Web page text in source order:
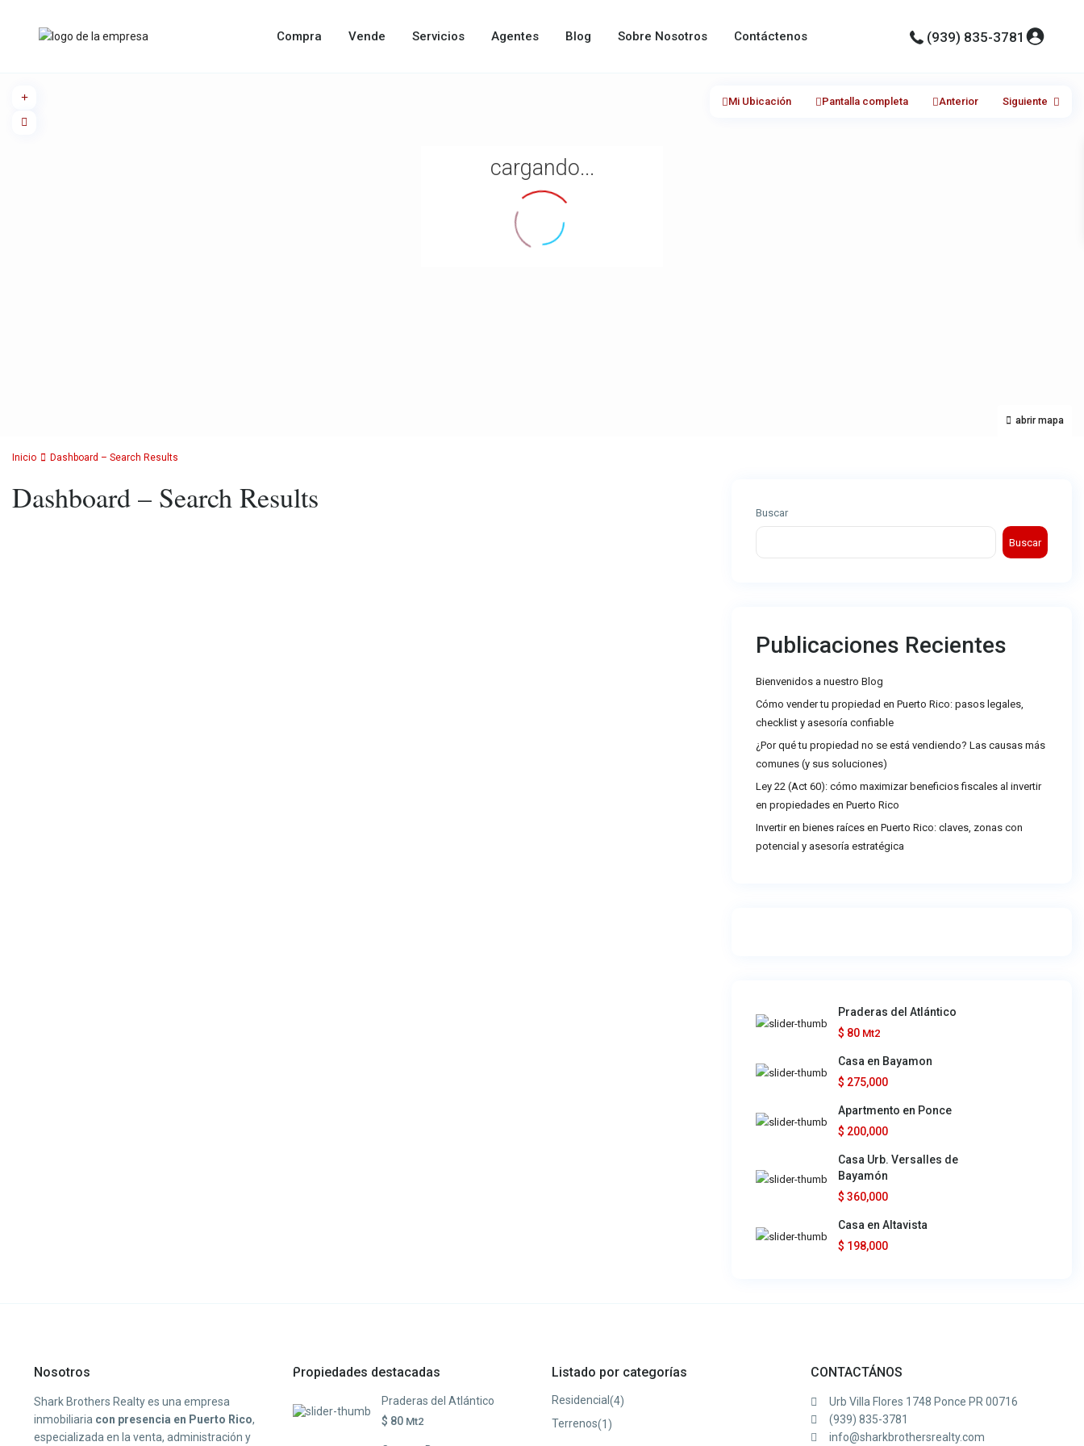
Compra Vende Servicios Agentes Blog Sobre Nosotros Contáctenos (939) 835-3781
cargando...
abrir mapa
Mi Ubicación Pantalla completa Anterior Siguiente
Inicio Dashboard – Search Results
Dashboard – Search Results Buscar
Buscar
Publicaciones Recientes
Bienvenidos a nuestro Blog
Cómo vender tu propiedad en Puerto Rico: pasos legales,
checklist y asesoría confiable
¿Por qué tu propiedad no se está vendiendo? Las causas más
comunes (y sus soluciones)
Ley 22 (Act 60): cómo maximizar beneficios fiscales al invertir
en propiedades en Puerto Rico
Invertir en bienes raíces en Puerto Rico: claves, zonas con
potencial y asesoría estratégica
Praderas del Atlántico
$ 80 Mt2
Casa en Bayamon
$ 275,000
Apartmento en Ponce
$ 200,000
Casa Urb. Versalles de
Bayamón
$ 360,000
Casa en Altavista
$ 198,000
Nosotros
Shark Brothers Realty es una empresa
inmobiliaria con presencia en Puerto Rico,
especializada en la venta, administración y
Propiedades destacadas
Praderas del Atlántico
$ 80 Mt2
Listado por categorías
Residencial (4)
Terrenos(1)
CONTACTÁNOS
Urb Villa Flores 1748 Ponce PR 00716
(939) 835-3781
info@sharkbrothersrealty.com